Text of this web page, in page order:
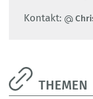
Kontakt:
THEMEN